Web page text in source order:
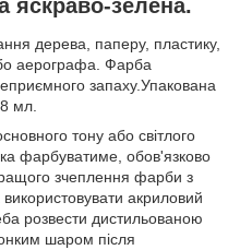
яскраво-зелена.
дерева, паперу, пластику,
аерографа. Фарба
запаху.Упакована
мл.
тону або світлого
фарбуватиме, обов'язково
зчеплення фарби з
акриловий
розвести дистильованою
шаром після